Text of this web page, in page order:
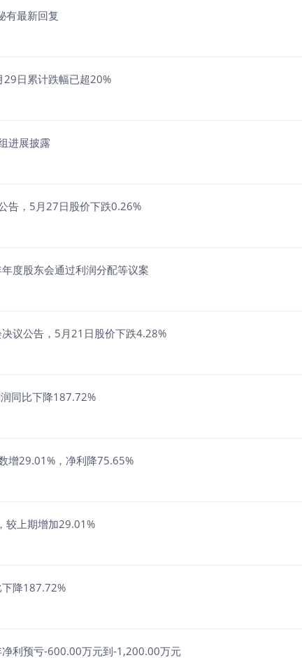
有最新回复
日累计跌幅已超20%
进展披露
告，5月27日股价下跌0.26%
度股东会通过利润分配等议案
议公告，5月21日股价下跌4.28%
同比下降187.72%
增29.01%，净利降75.65%
较上期增加29.01%
降187.72%
利预亏-600.00万元到-1,200.00万元